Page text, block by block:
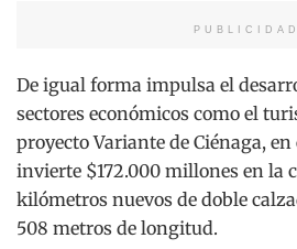
PUBLICIDAD
De igual forma impulsa el
sectores económicos como el
proyecto Variante de Ciénaga,
invierte $172.000 millones en la
kilómetros nuevos de doble
508 metros de longitud.